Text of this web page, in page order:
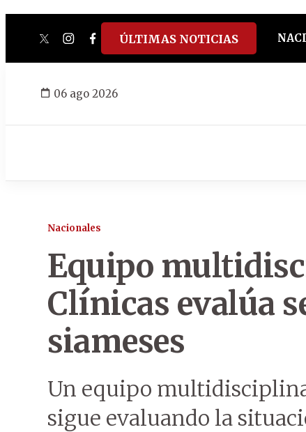
twitterinstagram
facebook
tiktokyoutube
spotify
ÚLTIMAS NOTICIAS
06 ago 2026
Nacionales
Equipo
Clínicas evalúa
siameses
Un equipo
sigue evaluando la